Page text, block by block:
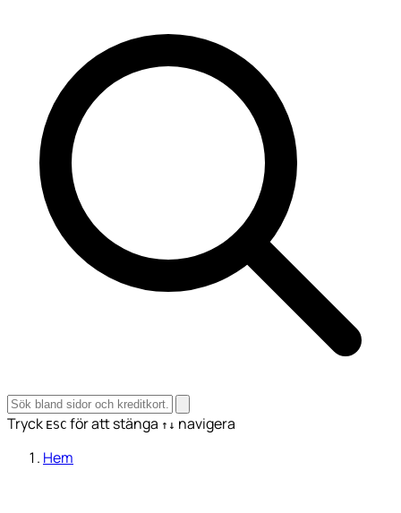
Tryck ESC för att stänga ↑↓ navigera
Hem